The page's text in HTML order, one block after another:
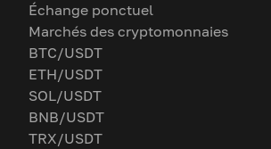
Échange ponctuel
Marchés des cryptomonnaies
BTC/USDT
ETH/USDT
SOL/USDT
BNB/USDT
TRX/USDT